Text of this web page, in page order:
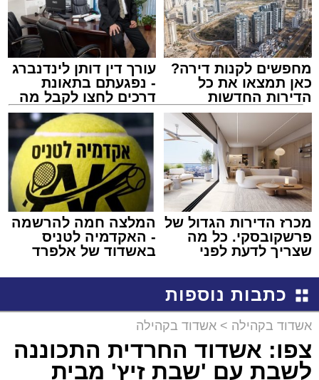
מחפשים לקנות דירה?
כאן תמצאו את כל
הדירות החדשות
למכירה באשדוד >>>
עורך דין דותן לינדנברג
- נפגעתם בתאונת
דרכים לחצו לקבל מה
שמגיע לכם
מכרז הדירות הגדול של
פרשקובסקי. כל מה
שצריך לדעת לפני
באשדוד
המלצה חמה להרשמה
- האקדמיה לטניס
באשדוד של אלפרד
כתבות נוספות
אשדוד בקהילה > אשדוד בקהילה
צפו: אשדוד החרדית התכוננה
לשבת עם 'שבת זיץ' מבית